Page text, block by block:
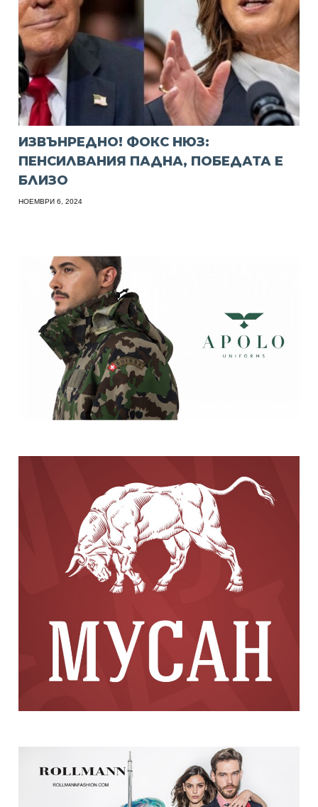
ИЗВЪНРЕДНО! ФОКС НЮЗ:
ПЕНСИЛВАНИЯ ПАДНА, ПОБЕДАТА Е
БЛИЗО
НОЕМВРИ 6, 2024